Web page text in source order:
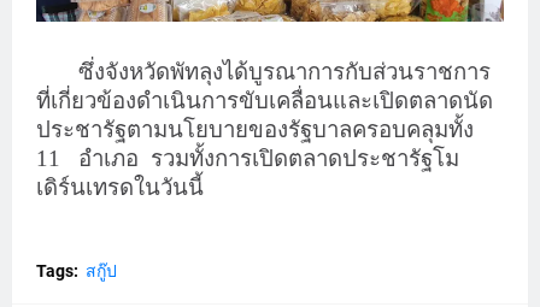
ซึ่งจังหวัดพัทลุงได้บูรณาการกับส่วนราชการ
ที่เกี่ยวข้องดำเนินการขับเคลื่อนและเปิดตลาดนัด
ประชารัฐตามนโยบายของรัฐบาลครอบคลุมทั้ง
11
อำเภอ รวมทั้งการเปิดตลาดประชารัฐโม
เดิร์นเทรดในวันนี้
Tags: สกู๊ป